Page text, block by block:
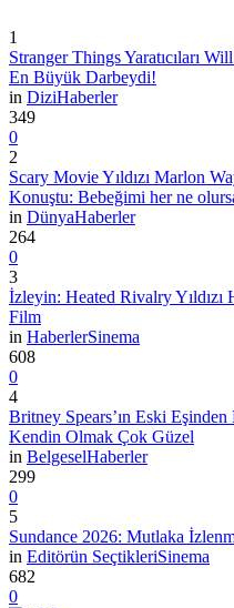
1
Stranger Things Yaratıcıları
En Büyük Darbeydi!
in DiziHaberler
349
0
2
Scary Movie Yıldızı Marlon
Konuştu: Bebeğimi her ne
in DünyaHaberler
264
0
3
İzleyin: Heated Rivalry Yıldızı
Film
in HaberlerSinema
608
0
4
Britney Spears’ın Eski
Kendin Olmak Çok Güzel
in BelgeselHaberler
299
0
5
Sundance 2026: Mutlaka
in Editörün SeçtikleriSinema
682
0